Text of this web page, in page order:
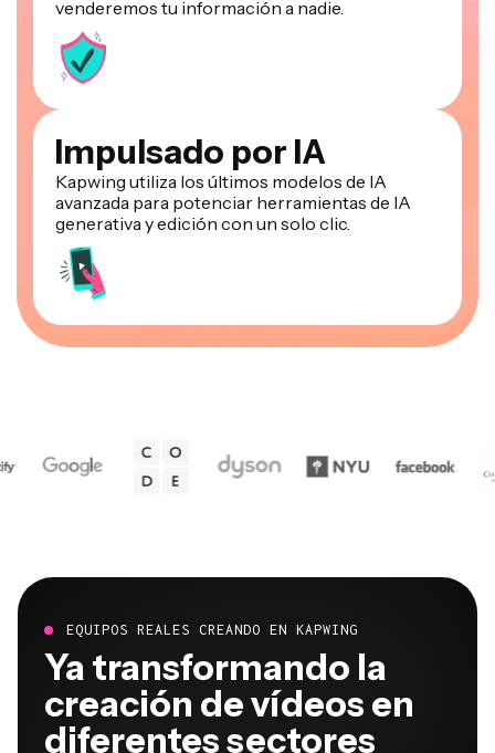
Impulsado por IA
Kapwing utiliza los últimos modelos de IA
avanzada para potenciar herramientas de IA
generativa y edición con un solo clic.
Ya transformando la
creación de vídeos en
diferentes sectores